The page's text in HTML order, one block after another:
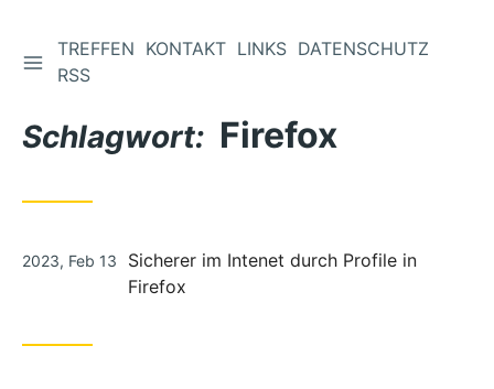
Zum
springen
TREFFEN KONTAKT LINKS DATENSCHUTZ
RSS
Schlagwort: Firefox
Veröffentlicht
2023, Feb 13
Sicherer im Intenet durch Profile in
Firefox